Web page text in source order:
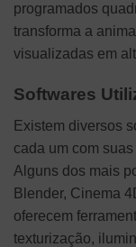
programados
transforma a
visualizadas em
Softwares
Existem diversos
cada um com
Alguns dos mais
Blender, Cinema
oferecem
texturização,